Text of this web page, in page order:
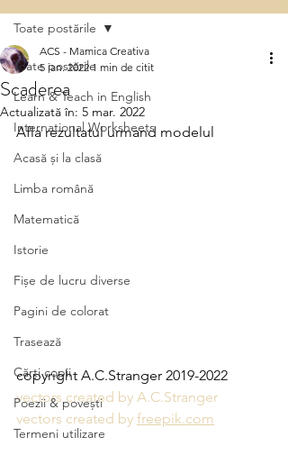
Toate postările
Learn & Teach in English
International Worksheets
Acasă și la clasă
Limba română
Matematică
Istorie
Fișe de lucru diverse
Pagini de colorat
Trasează
Cărți copii
Poezii & povești
Termeni utilizare
Toate postările
Scaderea
ACS - Mamica Creativa
5 ian. 2022 1 min de citit
Actualizată în: 5 mar. 2022
Afla rezultatul urmand modelul
copyright A.C.Stranger 2019-2022
vectors created by A.C.Stranger
vectors created by freepik.com